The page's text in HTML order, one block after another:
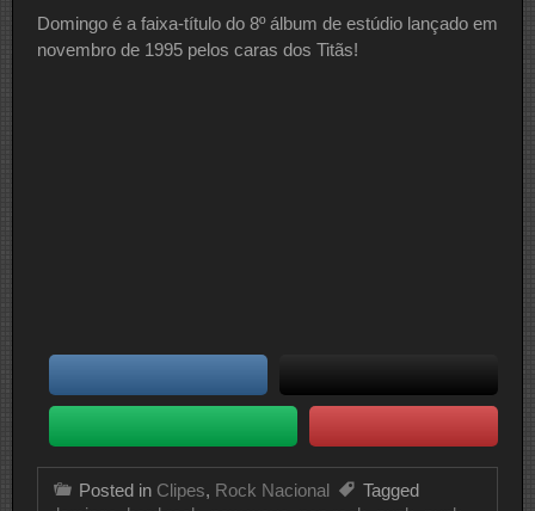
Domingo é a faixa-título do 8º álbum de estúdio lançado em
novembro de 1995 pelos caras dos Titãs!
Posted in Clipes, Rock Nacional
Tagged